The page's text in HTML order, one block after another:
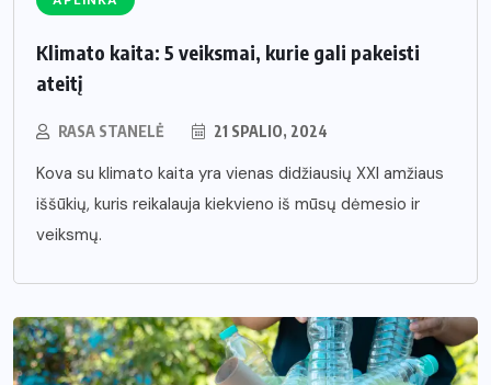
Klimato kaita: 5 veiksmai, kurie gali pakeisti
ateitį
RASA STANELĖ 21 SPALIO, 2024
Kova su klimato kaita yra vienas didžiausių XXI amžiaus
iššūkių, kuris reikalauja kiekvieno iš mūsų dėmesio ir
veiksmų.